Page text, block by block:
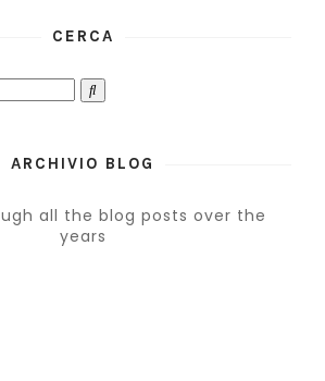
CERCA
ARCHIVIO BLOG
all the blog posts over the
years